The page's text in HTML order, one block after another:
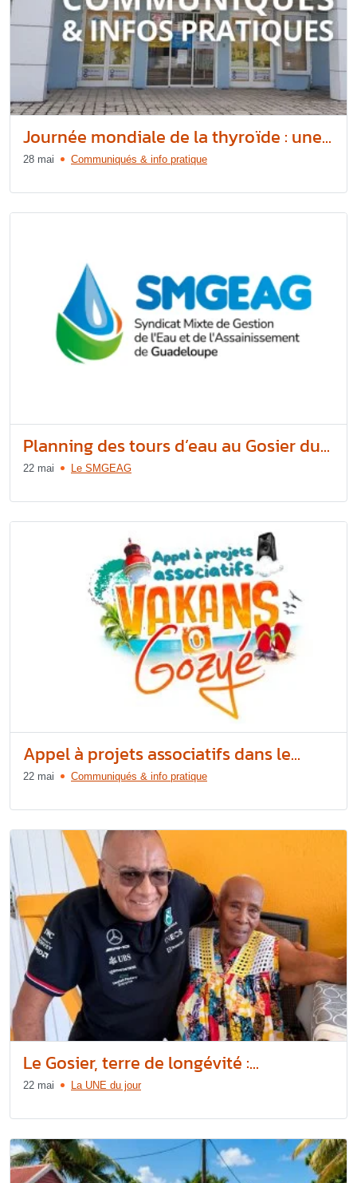
Journée mondiale de la thyroïde : une...
28 mai Communiqués & info pratique
Planning des tours d’eau au Gosier du...
22 mai Le SMGEAG
Appel à projets associatifs dans le...
22 mai Communiqués & info pratique
Le Gosier, terre de longévité :...
22 mai La UNE du jour